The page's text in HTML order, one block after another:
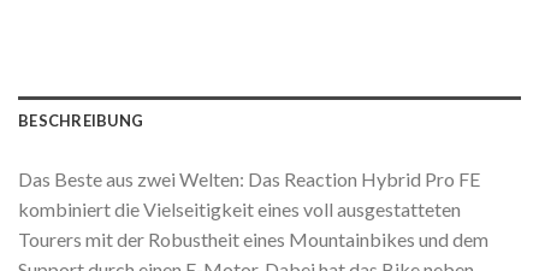
BESCHREIBUNG
Das Beste aus zwei Welten: Das Reaction Hybrid Pro FE
kombiniert die Vielseitigkeit eines voll ausgestatteten
Tourers mit der Robustheit eines Mountainbikes und dem